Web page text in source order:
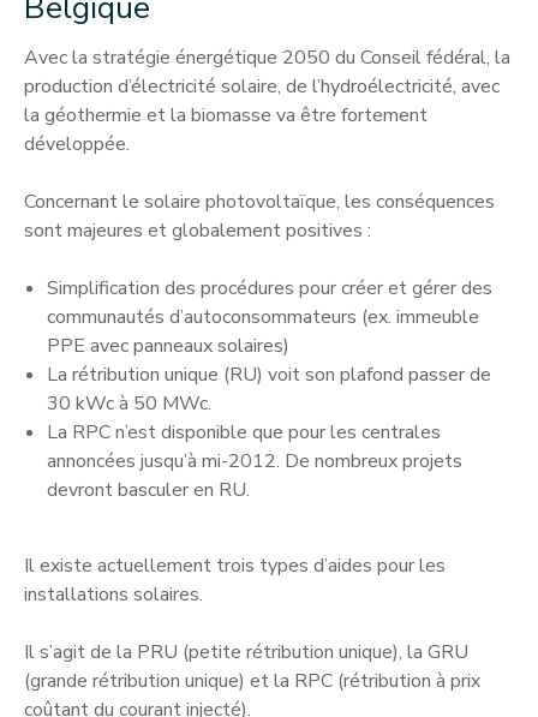
Avec la stratégie énergétique 2050 du Conseil fédéral, la
production d’électricité solaire, de l’hydroélectricité, avec
la géothermie et la biomasse va être fortement
développée.
Concernant le solaire photovoltaïque, les conséquences
sont majeures et globalement positives :
Simplification des procédures pour créer et gérer des
communautés d’autoconsommateurs (ex. immeuble
PPE avec panneaux solaires)
La rétribution unique (RU) voit son plafond passer de
30 kWc à 50 MWc.
La RPC n’est disponible que pour les centrales
annoncées jusqu’à mi-2012. De nombreux projets
devront basculer en RU.
Il existe actuellement trois types d’aides pour les
installations solaires.
Il s’agit de la PRU (petite rétribution unique), la GRU
(grande rétribution unique) et la RPC (rétribution à prix
coûtant du courant injecté).